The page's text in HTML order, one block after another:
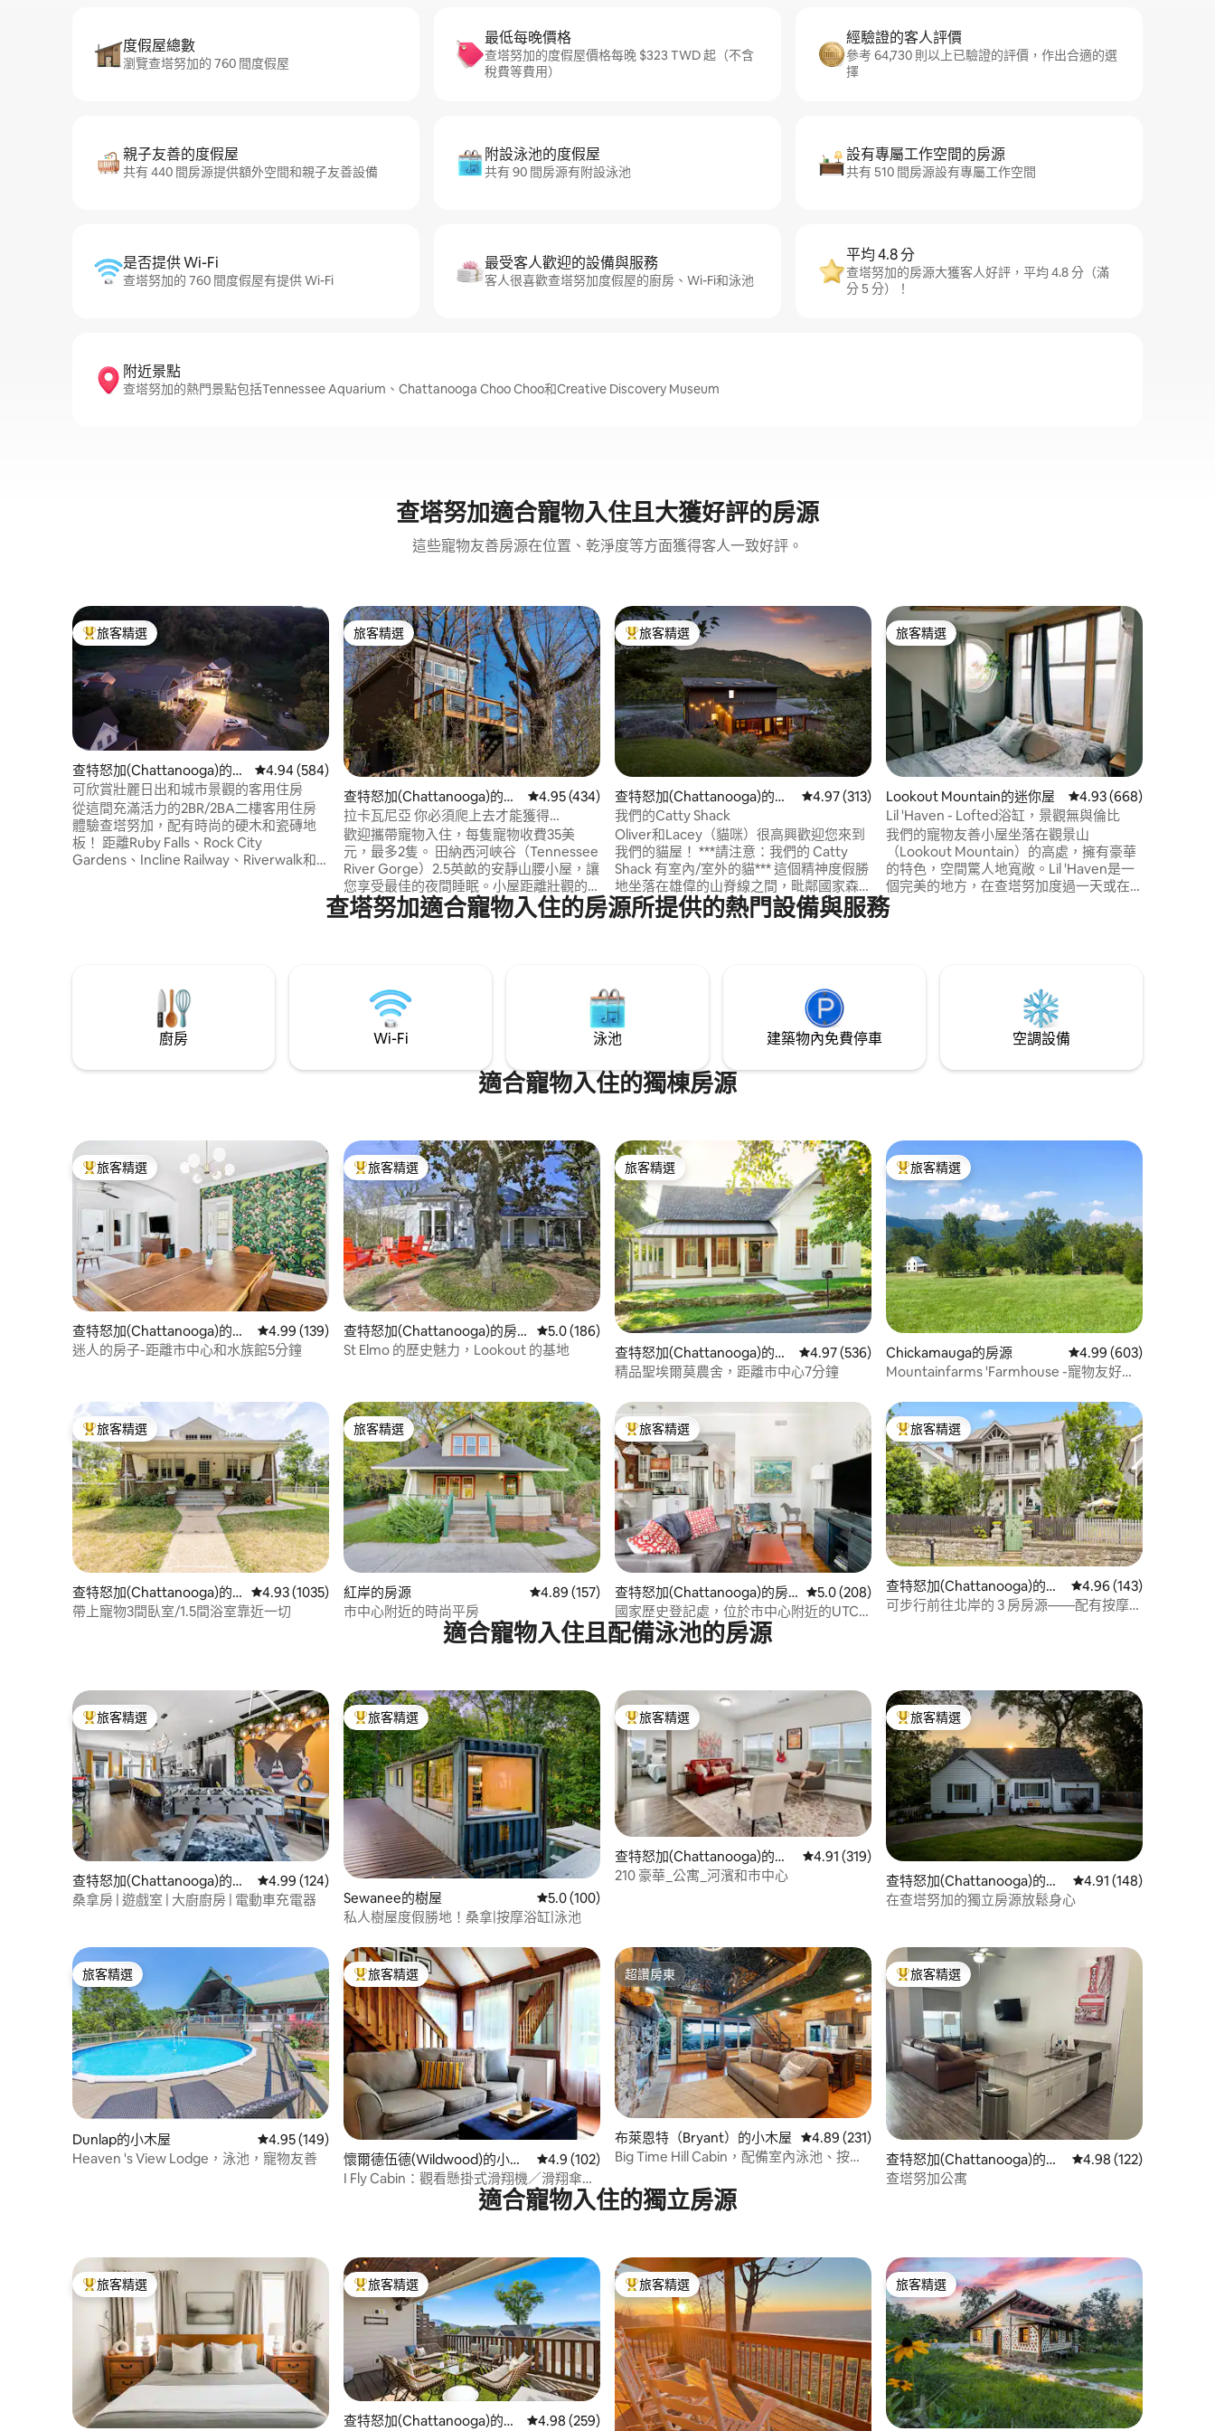
度假屋總數
瀏覽查塔努加的 760 間度假屋
最低每晚價格
查塔努加的度假屋價格每晚 $323 TWD 起（不含
稅費等費用）
經驗證的客人評價
參考 64,730 則以上已驗證的評價，作出合適的選
擇
親子友善的度假屋
共有 440 間房源提供額外空間和親子友善設備
附設泳池的度假屋
共有 90 間房源有附設泳池
設有專屬工作空間的房源
共有 510 間房源設有專屬工作空間
是否提供 Wi-Fi
查塔努加的 760 間度假屋有提供 Wi-Fi
最受客人歡迎的設備與服務
客人很喜歡查塔努加度假屋的廚房、Wi-Fi和泳池
平均 4.8 分
查塔努加的房源大獲客人好評，平均 4.8 分（滿
分 5 分）！
附近景點
查塔努加的熱門景點包括Tennessee Aquarium、Chattanooga Choo Choo和Creative Discovery Museum
查塔努加適合寵物入住且大獲好評的房源
這些寵物友善房源在位置、乾淨度等方面獲得客人一致好評。
旅客精選榜首
旅客精選
查特怒加(Chattanooga)的待
客小屋
從 584 則評價中獲得 4.94 的平均評分（滿分 5 分）
4.94 (584)
可欣賞壯麗日出和城市景觀的客用住房
從這間充滿活力的2BR/2BA二樓客用住房
體驗查塔努加，配有時尚的硬木和瓷磚地
板！ 距離Ruby Falls、Rock City
Gardens、Incline Railway、Riverwalk和
旅客精選
旅客精選
查特怒加(Chattanooga)的迷
你屋
從 434 則評價中獲得 4.95 的平均評分（滿分 5 分）
4.95 (434)
拉卡瓦尼亞 你必須爬上去才能獲得
wooness！
歡迎攜帶寵物入住，每隻寵物收費35美
元，最多2隻。 田納西河峽谷（Tennessee
River Gorge）2.5英畝的安靜山腰小屋，讓
您享受最佳的夜間睡眠。小屋距離壯觀的
懸崖景觀徒步路徑只有幾英里。在田納西
河沿岸享受皮划艇或站立式槳板，距離房
旅客精選榜首
旅客精選
查特怒加(Chattanooga)的房
源
從 313 則評價中獲得 4.97 的平均評分（滿分 5 分）
4.97 (313)
我們的Catty Shack
Oliver和Lacey（貓咪）很高興歡迎您來到
我們的貓屋！ ***請注意：我們的 Catty
Shack 有室內/室外的貓*** 這個精神度假勝
地坐落在雄偉的山脊線之間，毗鄰國家森
林，面向強大的田納西河。 欣賞日出和月
出的壯觀景緻。 在按摩浴池中盡情放鬆。
旅客精選
旅客精選
Lookout Mountain的迷你屋 從 668 則評價中獲得
4.93 (668)
Lil 'Haven - Lofted浴缸，景觀無與倫比
我們的寵物友善小屋坐落在觀景山
（Lookout Mountain）的高處，擁有豪華
的特色，空間驚人地寬敞。Lil 'Haven是一
個完美的地方，在查塔努加度過一天或在
山上徒步旅行後遠離喧囂。 開車沿著山下
或沿著山開一小段路即可抵達最好的餐廳
查塔努加適合寵物入住的房源所提供的熱門設備與服務
廚房 Wi-Fi 泳池 建築物內免費停車 空調設備
適合寵物入住的獨棟房源
旅客精選榜首
旅客精選
查特怒加(Chattanooga)的房
源
從 139 則評價中獲得 4.99 的平均評分（滿分 5 分）
4.99 (139)
迷人的房子-距離市中心和水族館5分鐘
旅客精選榜首
旅客精選
查特怒加(Chattanooga)的房
源
從 186 則評價中獲得 5.0 的平均評分（滿分 5 分）
5.0 (186)
St Elmo 的歷史魅力，Lookout 的基地
旅客精選
旅客精選
查特怒加(Chattanooga)的房
源
從 536 則評價中獲得 4.97 的平均評分（滿分 5 分）
4.97 (536)
精品聖埃爾莫農舍，距離市中心7分鐘
旅客精選榜首
旅客精選
Chickamauga的房源 從 603 則評價中獲得
4.99 (603)
Mountainfarms 'Farmhouse -寵物友好，
旅客精選榜首
旅客精選
查特怒加(Chattanooga)的
房源
從 1035 則評價中獲得 4.93 的平均評分（滿分 5 分）
4.93 (1035)
帶上寵物3間臥室/1.5間浴室靠近一切
旅客精選
旅客精選
紅岸的房源 從 157 則評價中獲得 4.89 的平均評分（滿分 5 分）
4.89 (157)
市中心附近的時尚平房
旅客精選榜首
旅客精選
查特怒加(Chattanooga)的房
源
從 208 則評價中獲得 5.0 的平均評分（滿分 5 分）
5.0 (208)
國家歷史登記處，位於市中心附近的UTC
校區
旅客精選榜首
旅客精選
查特怒加(Chattanooga)的房
源
從 143 則評價中獲得
4.96 (143)
可步行前往北岸的 3 房房源——配有按摩浴
適合寵物入住且配備泳池的房源
旅客精選榜首
旅客精選
查特怒加(Chattanooga)的房
源
從 124 則評價中獲得 4.99 的平均評分（滿分 5 分）
4.99 (124)
桑拿房 | 遊戲室 | 大廚廚房 | 電動車充電器
旅客精選榜首
旅客精選
Sewanee的樹屋 從 100 則評價中獲得 5.0 的平均評分（滿分 5 分）
5.0 (100)
私人樹屋度假勝地！桑拿|按摩浴缸|泳池
旅客精選榜首
旅客精選
查特怒加(Chattanooga)的私
有公寓
從 319 則評價中獲得 4.91 的平均評分（滿分 5 分）
4.91 (319)
210 豪華_公寓_河濱和市中心
旅客精選榜首
旅客精選
查特怒加(Chattanooga)的房
源
從 148 則評價中獲得
4.91 (148)
在查塔努加的獨立房源放鬆身心
旅客精選
旅客精選
Dunlap的小木屋 從 149 則評價中獲得 4.95 的平均評分（滿分 5 分）
4.95 (149)
Heaven 's View Lodge，泳池，寵物友善
旅客精選榜首
旅客精選
懷爾德伍德(Wildwood)的小木
屋
從 102 則評價中獲得 4.9 的平均評分（滿分 5 分）
4.9 (102)
I Fly Cabin：觀看懸掛式滑翔機／滑翔傘翱
超讚房東
超讚房東
布萊恩特（Bryant）的小木屋 從 231 則評價中獲得 4.89 的平均評分（滿分 5 分）
4.89 (231)
Big Time Hill Cabin，配備室內泳池、按摩
旅客精選榜首
旅客精選
查特怒加(Chattanooga)的公
寓
從 122 則評價中獲得
4.98 (122)
查塔努加公寓
適合寵物入住的獨立房源
旅客精選榜首
旅客精選 旅客精選榜首
旅客精選
查特怒加(Chattanooga)的連
從 259 則評價中獲得 4.98 的平均評分（滿分 5 分）
4.98 (259)
旅客精選榜首
旅客精選 旅客精選
旅客精選